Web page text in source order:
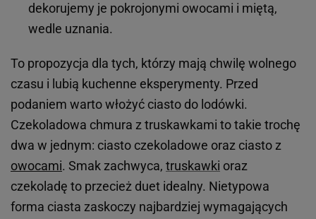
dekorujemy je pokrojonymi owocami i miętą,
wedle uznania.
To propozycja dla tych, którzy mają chwilę wolnego
czasu i lubią kuchenne eksperymenty. Przed
podaniem warto włożyć ciasto do lodówki.
Czekoladowa chmura z truskawkami to takie trochę
dwa w jednym: ciasto czekoladowe oraz ciasto z
owocami. Smak zachwyca, truskawki oraz
czekoladę to przecież duet idealny. Nietypowa
forma ciasta zaskoczy najbardziej wymagających